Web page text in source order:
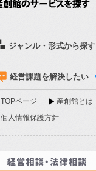
ジャンル・形式から探す
経営課題を解決したい
TOPページ 産創館とは
個人情報保護方針